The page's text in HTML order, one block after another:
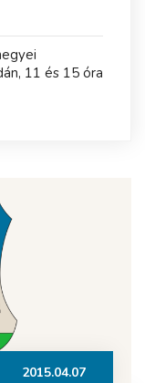
11 és 15 óra
2015.04.07